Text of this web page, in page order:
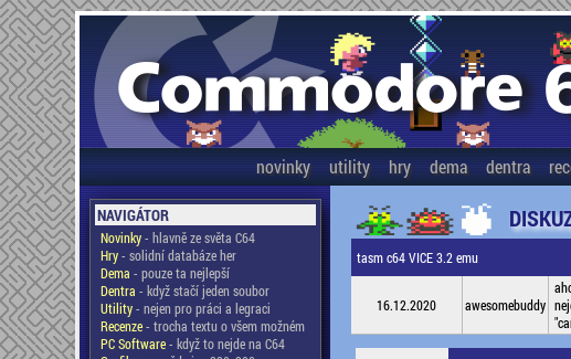
novinky utility hry dema dentra
NAVIGÁTOR
Novinky- hlavně ze světa C64
Hry- solidní databáze her
Dema - pouze ta nejlepší
Dentra - když stačí jeden soubor
Utility- nejen pro práci a legraci
Recenze- trocha textu o všem možném
PC Software- když to nejde na C64
tasm c64 VICE 3.2 emu
16.12.2020 awesomebuddy